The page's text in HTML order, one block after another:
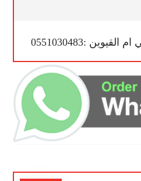
:0551030483